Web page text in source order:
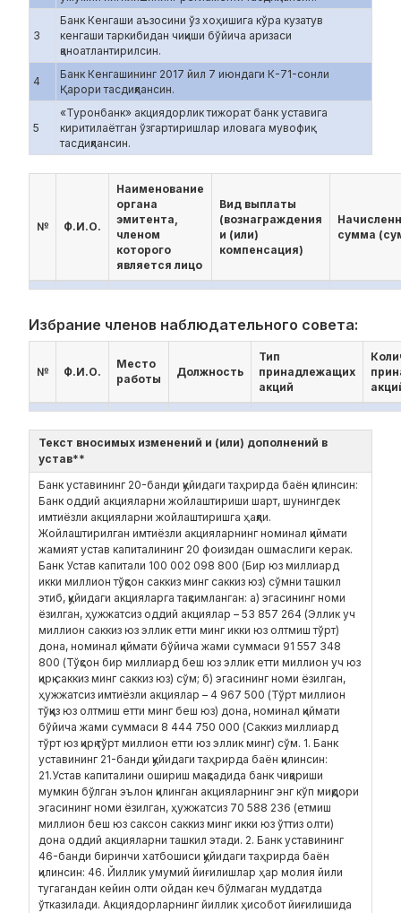
3
Банк Кенгаши аъзосини ўз хоҳишига кўра кузатув
кенгаши таркибидан чиқиши бўйича аризаси
қаноатлантирилсин.
4
Банк Кенгашининг 2017 йил 7 июндаги К-71-сонли
Қарори тасдиқлансин.
5
«Туронбанк» акциядорлик тижорат банк уставига
киритилаётган ўзгартиришлар иловага мувофиқ
тасдиқлансин.
№ Ф.И.О.
Наименование
органа
эмитента,
членом
которого
является лицо
Вид выплаты
(вознаграждения
и (или)
компенсация)
сумма
Избрание членов наблюдательного совета:
№ Ф.И.О.
Место
работы
Должность
Тип
принадлежащих
акций
Текст вносимых изменений и (или) дополнений в
устав**
Банк уставининг 20-банди қуйидаги таҳрирда баён қилинсин:
Банк оддий акцияларни жойлаштириши шарт, шунингдек
имтиёзли акцияларни жойлаштиришга ҳақли.
Жойлаштирилган имтиёзли акцияларнинг номинал қиймати
жамият устав капиталининг 20 фоизидан ошмаслиги керак.
Банк Устав капитали 100 002 098 800 (Бир юз миллиард
икки миллион тўқсон саккиз минг саккиз юз) сўмни ташкил
этиб, қуйидаги акцияларга тақсимланган: а) эгасининг номи
ёзилган, ҳужжатсиз оддий акциялар – 53 857 264 (Эллик уч
миллион саккиз юз эллик етти минг икки юз олтмиш тўрт)
дона, номинал қиймати бўйича жами суммаси 91 557 348
800 (Тўқсон бир миллиард беш юз эллик етти миллион уч юз
қирқ саккиз минг саккиз юз) сўм; б) эгасининг номи ёзилган,
ҳужжатсиз имтиёзли акциялар – 4 967 500 (Тўрт миллион
тўққиз юз олтмиш етти минг беш юз) дона, номинал қиймати
бўйича жами суммаси 8 444 750 000 (Саккиз миллиард
тўрт юз қирқ тўрт миллион етти юз эллик минг) сўм. 1. Банк
уставининг 21-банди қуйидаги таҳрирда баён қилинсин:
21.Устав капиталини ошириш мақсадида банк чиқариши
мумкин бўлган эълон қилинган акцияларнинг энг кўп миқдори
эгасининг номи ёзилган, ҳужжатсиз 70 588 236 (етмиш
миллион беш юз саксон саккиз минг икки юз ўттиз олти)
дона оддий акцияларни ташкил этади. 2. Банк уставининг
46-банди биринчи хатбошиси қуйидаги таҳрирда баён
қилинсин: 46. Йиллик умумий йиғилишлар ҳар молия йили
тугагандан кейин олти ойдан кеч бўлмаган муддатда
ўтказилади. Акциядорларнинг йиллик ҳисобот йиғилишида